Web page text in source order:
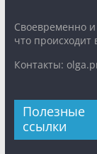
Cвоевременно
что происходит
Контакты:
Полезные
ссылки